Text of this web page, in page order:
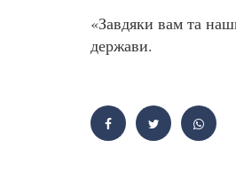
«Завдяки вам та
держави.